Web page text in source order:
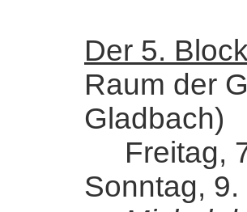
Der 5.
Raum der
Gladbach)
Freitag,
Sonntag,